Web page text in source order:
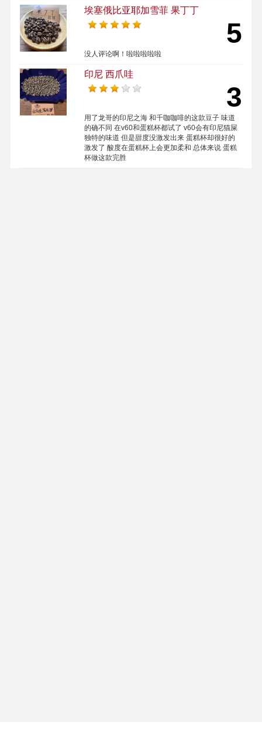
埃塞俄比亚耶加雪菲 果丁丁
5
没人评论啊！啦啦啦啦啦
印尼 西爪哇
3
用了龙哥的印尼之海 和千咖咖啡的这款豆子 味道
的确不同 在v60和蛋糕杯都试了 v60会有印尼猫屎
独特的味道 但是甜度没激发出来 蛋糕杯却很好的
激发了 酸度在蛋糕杯上会更加柔和 总体来说 蛋糕
杯做这款完胜